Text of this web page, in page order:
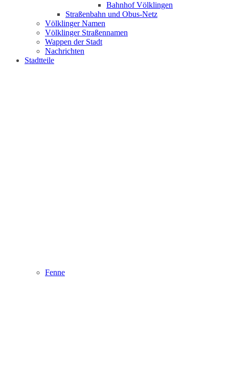
Bahnhof Völklingen
Straßenbahn und Obus-Netz
Völklinger Namen
Völklinger Straßennamen
Wappen der Stadt
Nachrichten
Stadtteile
Fenne